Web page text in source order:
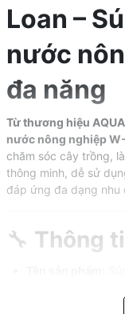
Loan –
nước
đa năng
Từ thương hiệu
nước nông nghiệp
chăm sóc cây trồng,
thông minh, dễ sử
đáp ứng đa dạng nhu
🔧 Thông